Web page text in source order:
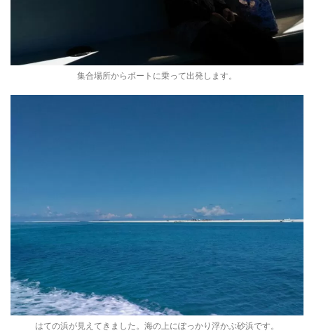
集合場所からボートに乗って出発します。
はての浜が見えてきました。海の上にぽっかり浮かぶ砂浜です。